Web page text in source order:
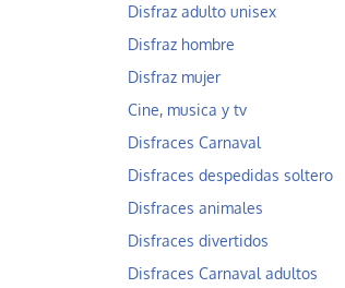
Disfraz adulto unisex
Disfraz hombre
Disfraz mujer
Cine, musica y tv
Disfraces Carnaval
Disfraces despedidas soltero
Disfraces animales
Disfraces divertidos
Disfraces Carnaval adultos